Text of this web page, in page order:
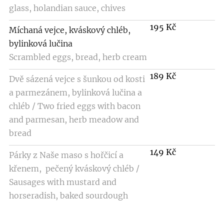
glass, holandian sauce, chives
Míchaná vejce, kváskový chléb,
bylinková lučina
Scrambled eggs, bread, herb cream
195 Kč
Dvě sázená vejce s šunkou od kosti
a parmezánem, bylinková lučina a
chléb / Two fried eggs with bacon
and parmesan, herb meadow and
bread
189 Kč
Párky z Naše maso s hořčicí a
křenem, pečený kváskový chléb /
Sausages with mustard and
horseradish, baked sourdough
149 Kč